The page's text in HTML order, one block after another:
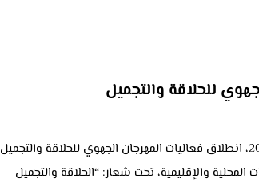
للحلاقة والتجميل
شهد المركب الثقافي بمدينة الناظور، يومي الاثنين والثلاثاء 4 و5 ماي 2026، انطلاق فعاليات المهرجان الجهوي للحلاقة والتجميل
والإقليمية، تحت شعار: “الحلاقة والتجميل